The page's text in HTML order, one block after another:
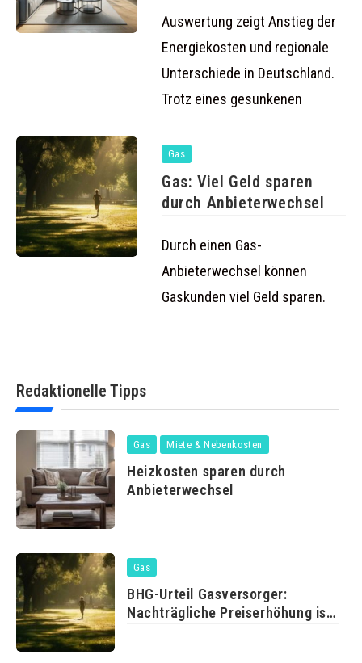
Nachzahlungen für
Haushalte
Auswertung zeigt Anstieg der
Energiekosten und regionale
Unterschiede in Deutschland.
Trotz eines gesunkenen
Gas
Gas: Viel Geld sparen
durch Anbieterwechsel
Durch einen Gas-
Anbieterwechsel können
Gaskunden viel Geld sparen.
Redaktionelle Tipps
Gas Miete & Nebenkosten
Heizkosten sparen durch
Anbieterwechsel
Gas
BHG-Urteil Gasversorger:
Nachträgliche Preiserhöhung ist